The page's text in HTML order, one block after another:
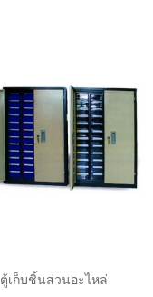
ตู้เก็บชิ้นส่วนอะไหล่